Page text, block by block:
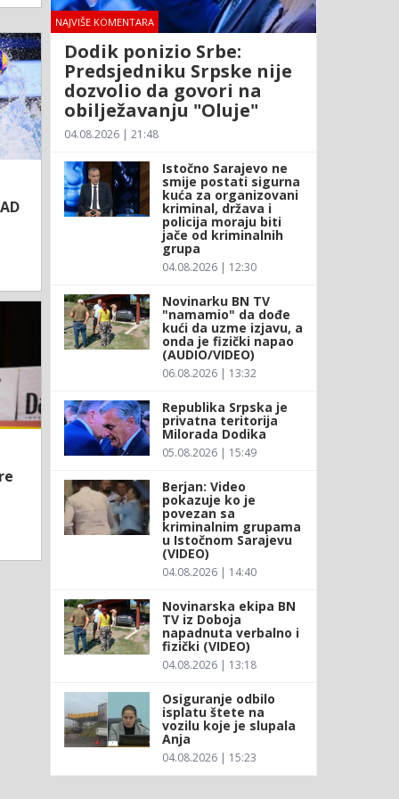
NAJVIŠE KOMENTARA
Dodik ponizio Srbe:
Predsjedniku Srpske nije
dozvolio da govori na
obilježavanju "Oluje"
04.08.2026 | 21:48
Istočno Sarajevo ne
smije postati sigurna
kuća za organizovani
kriminal, država i
policija moraju biti
jače od kriminalnih
grupa
04.08.2026 | 12:30
Novinarku BN TV
"namamio" da dođe
kući da uzme izjavu, a
onda je fizički napao
(AUDIO/VIDEO)
06.08.2026 | 13:32
Republika Srpska je
privatna teritorija
Milorada Dodika
05.08.2026 | 15:49
Berjan: Video
pokazuje ko je
povezan sa
kriminalnim grupama
u Istočnom Sarajevu
(VIDEO)
04.08.2026 | 14:40
Novinarska ekipa BN
TV iz Doboja
napadnuta verbalno i
fizički (VIDEO)
04.08.2026 | 13:18
Osiguranje odbilo
isplatu štete na
vozilu koje je slupala
Anja
04.08.2026 | 15:23